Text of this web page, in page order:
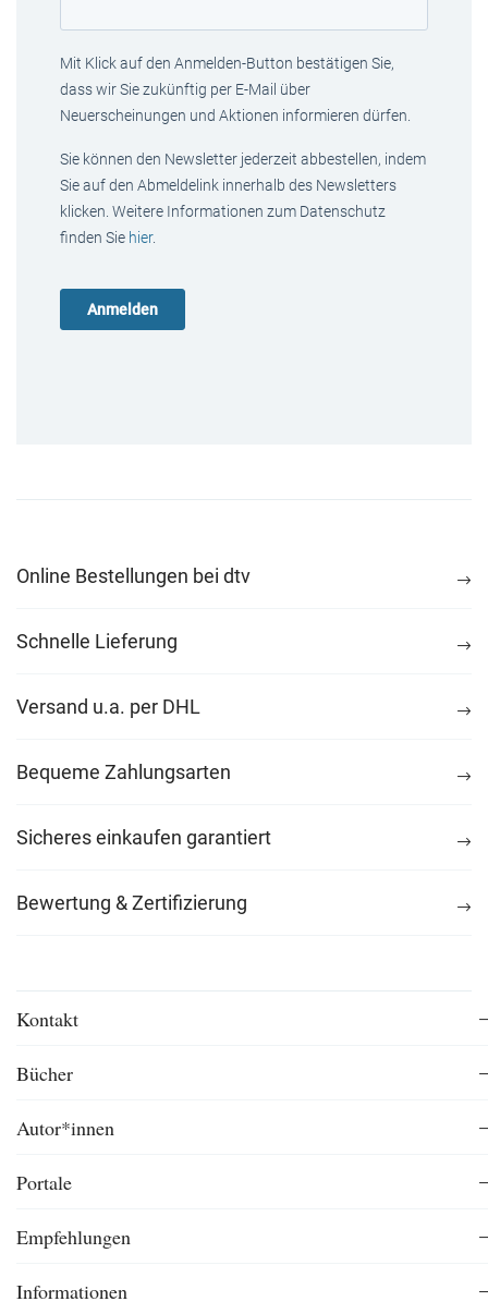
Mit Klick auf den Anmelden-Button bestätigen Sie,
dass wir Sie zukünftig per E-Mail über
Neuerscheinungen und Aktionen informieren dürfen.
Sie können den Newsletter jederzeit abbestellen, indem
Sie auf den Abmeldelink innerhalb des Newsletters
klicken. Weitere Informationen zum Datenschutz
finden Sie hier.
Online Bestellungen bei dtv
Schnelle Lieferung
Versand u.a. per DHL
Bequeme Zahlungsarten
Sicheres einkaufen garantiert
Bewertung & Zertifizierung
Kontakt
Bücher
Autor*innen
Portale
Empfehlungen
Informationen